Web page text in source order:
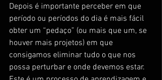
Depois é importante perceber em que
período ou períodos do dia é mais fácil
obter um “pedaço” (ou mais que um, se
houver mais projetos) em que
consigamos eliminar tudo o que nos
possa perturbar e onde devemos estar.